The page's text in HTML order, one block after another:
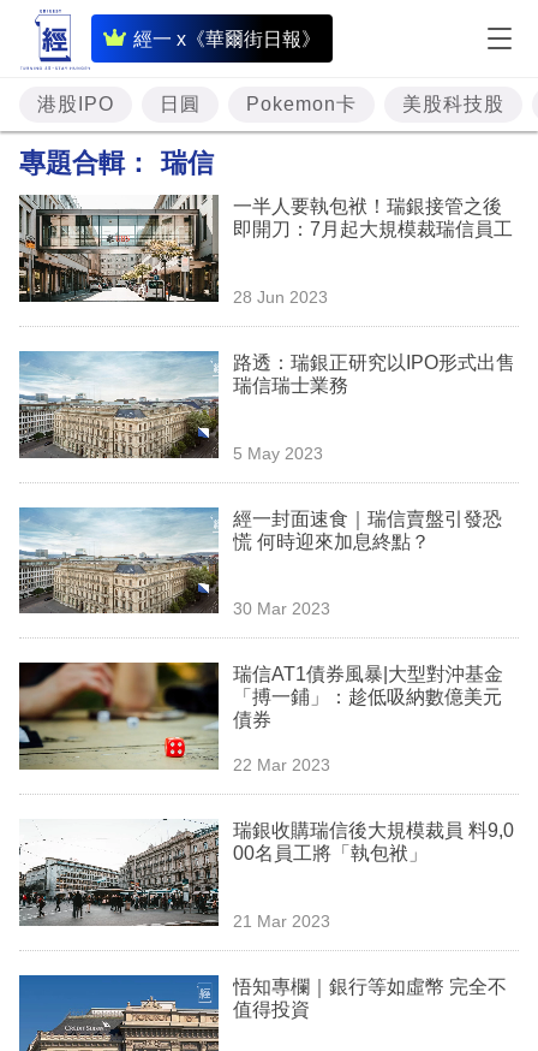
經一 x《華爾街日報》
即
時
財
經
題
投
資
樓
市
理
商
業
科
技
職
場
生
時
事
欄
訂
港股IPO 日圓 Pokemon卡 美股科技股
專題合輯： 瑞信
一半人要執包袱！瑞銀接管之後
即開刀：7月起大規模裁瑞信員工
28 Jun 2023
路透：瑞銀正研究以IPO形式出售
瑞信瑞士業務
5 May 2023
經一封面速食｜瑞信賣盤引發恐
慌 何時迎來加息終點？
30 Mar 2023
瑞信AT1債券風暴|大型對沖基金
「搏一鋪」：趁低吸納數億美元
債券
22 Mar 2023
瑞銀收購瑞信後大規模裁員 料9,0
00名員工將「執包袱」
21 Mar 2023
悟知專欄｜銀行等如虛幣 完全不
值得投資